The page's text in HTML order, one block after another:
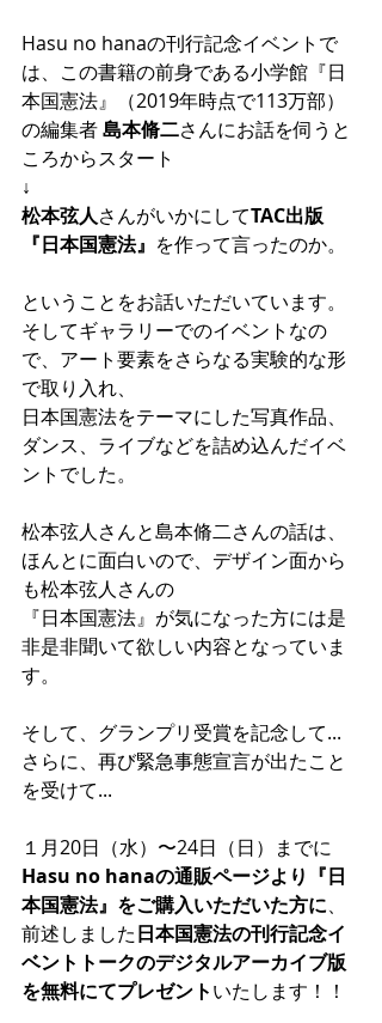
Hasu no hanaの刊行記念イベントで
は、この書籍の前身である小学館『日
本国憲法』（2019年時点で113万部）
の編集者 島本脩二さんにお話を伺うと
ころからスタート
↓
松本弦人さんがいかにしてTAC出版
『日本国憲法』 を作って言ったのか。
ということをお話いただいています。
そしてギャラリーでのイベントなの
で、アート要素をさらなる実験的な形
で取り入れ、
日本国憲法をテーマにした写真作品、
ダンス、ライブなどを詰め込んだイベ
ントでした。
松本弦人さんと島本脩二さんの話は、
ほんとに面白いので、デザイン面から
も松本弦人さんの
『日本国憲法』が気になった方には是
非是非聞いて欲しい内容となっていま
す。
そして、グランプリ受賞を記念して...
さらに、再び緊急事態宣言が出たこと
を受けて...
１月20日（水）〜24日（日）までに
Hasu no hanaの通販ページより『日
本国憲法』をご購入いただいた方に、
前述しました日本国憲法の刊行記念イ
ベントトークのデジタルアーカイブ版
を無料にてプレゼントいたします！！